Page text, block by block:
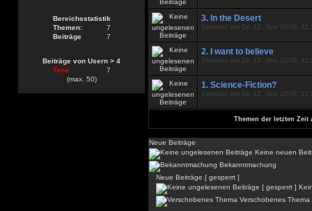
Bereichsstatistik
Themen:
7
Beiträge
7
Beiträge von Usern > 4
Teno
7
(max. 50)
3. In the Desert
Verfasst am Do 12. Nov 2009,
2. I want to believe
Verfasst am Do 12. Nov 2009,
1. Science-Fiction?
Verfasst am Do 12. Nov 2009,
Themen der letzten Zeit
Neue Beiträge
Keine neuen
Bekanntmachung
Neue Beiträge [ gesperrt ]
Verschobenes Thema